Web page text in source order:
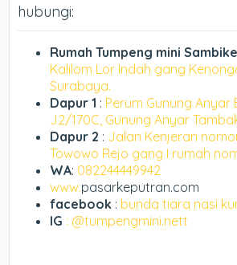
hubungi:
Rumah Tumpeng mini
Kalilom Lor Indah gang
Surabaya.
Dapur 1 : Perum Gunung Anyar
J2/170C, Gunung Anyar
Dapur 2 : Jalan Kenjeran
Towowo Rejo gang I rumah
WA: 082244449942
www.pasarkeputran.com
facebook : bunda tiara nasi
IG : @tumpengmini.nett